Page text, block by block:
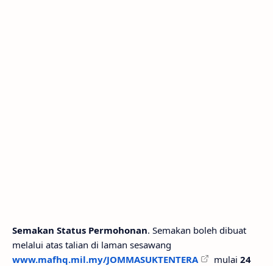
Semakan Status Permohonan. Semakan boleh dibuat
melalui atas talian di laman sesawang
www.mafhq.mil.my/JOMMASUKTENTERA
mulai 24